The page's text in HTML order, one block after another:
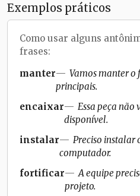
Exemplos práticos
Como usar alguns
frases:
manter
Vamos manter o
principais.
encaixar
Essa peça não
disponível.
instalar
Preciso instalar
computador.
fortificar
A equipe
projeto.